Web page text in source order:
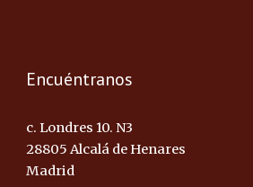
Encuéntranos
c. Londres 10. N3
28805 Alcalá de Henares
Madrid